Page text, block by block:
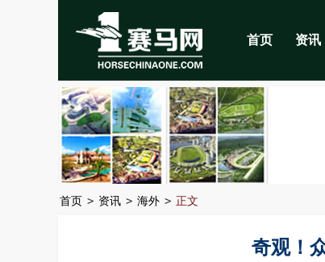
首页 资讯
首页 > 资讯 > 海外 > 正文
奇观！